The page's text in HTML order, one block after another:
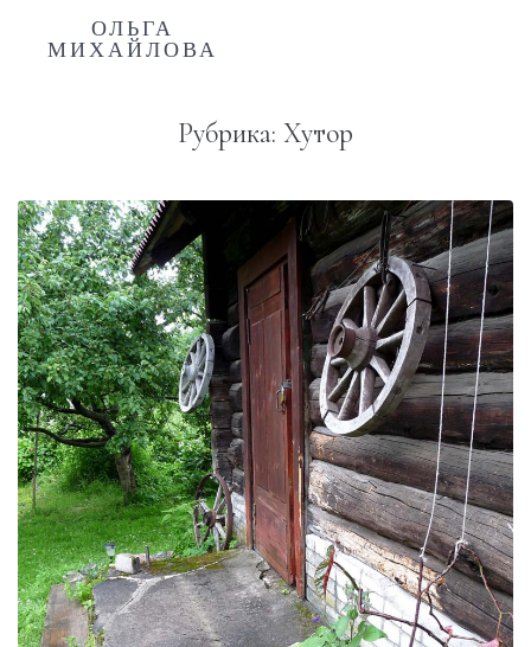
ОЛЬГА
МИХАЙЛОВА
Рубрика: Хутор